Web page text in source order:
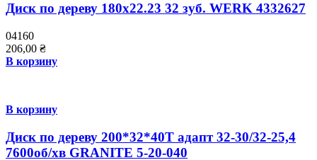
Диск по дереву 180х22.23 32 зуб. WERK 4332627
04160
206,00 ₴
В корзину
В корзину
Диск по дереву 200*32*40Т адапт 32-30/32-25,4
7600об/хв GRANITE 5-20-040